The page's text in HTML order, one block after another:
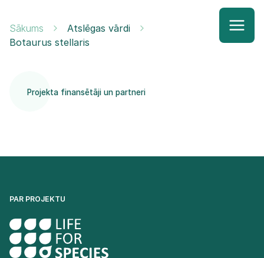
Sākums
Atslēgas vārdi
Botaurus stellaris
Projekta finansētāji un partneri
PAR PROJEKTU